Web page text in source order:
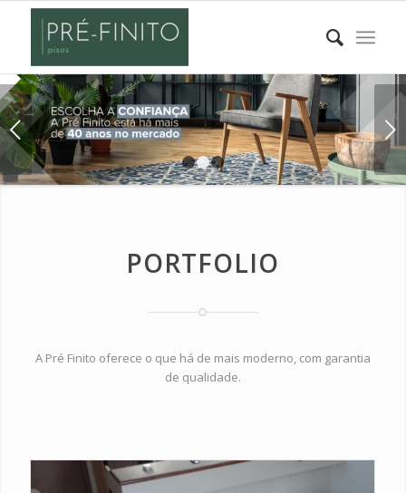
Próximo
1 2 3
PORTFOLIO
A Pré Finito oferece o que há de mais moderno, com garantia
de qualidade.